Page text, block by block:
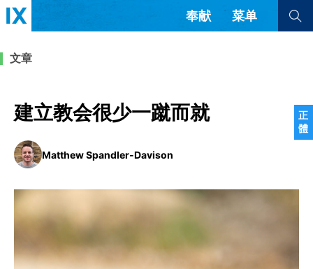
正
體
奉献 菜单
教会带领 解经式讲道与神学
福音传讲与宣教
团契生活与祷告
查看全部
查看全部
简体中文 正體中文
葡萄牙语
乌兹别克语
达里语
法语
罗马尼亚语
波兰语
文章
建立教会很少一蹴而就
Matthew Spandler-Davison